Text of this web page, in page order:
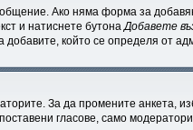
Ако няма форма за
и натиснете бутонаДобавете
който се определя от
За да промените анкета,
гласове, само